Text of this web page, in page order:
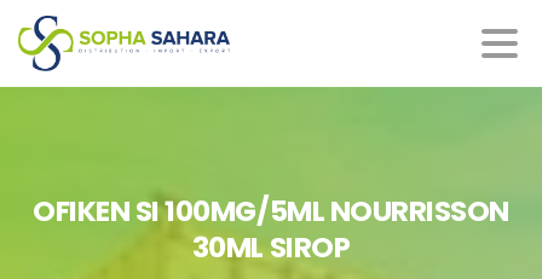
OFIKENSI100MG/5MLNOURRISSON
30MLSIROP